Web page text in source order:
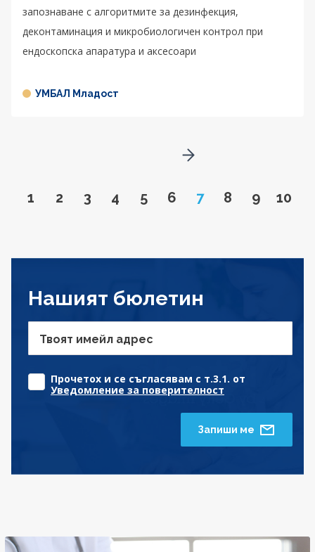
запознаване с алгоритмите за дезинфекция,
деконтаминация и микробиологичен контрол при
ендоскопска апаратура и аксесоари
УМБАЛ Младост
Go to page
1 Go to page
2 Go to page
3 Go to page
4 Go to page
5 Go to page
6 Page
7 Go to page
8 Go to
9 Go
10
Go to next page
Нашият бюлетин
Твоят имейл адрес
Прочетох и се съгласявам с т.3.1. от
Уведомление за поверителност
Запиши ме